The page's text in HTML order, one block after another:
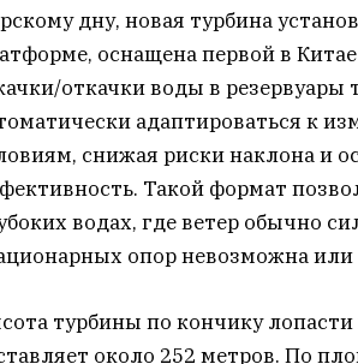
дну, новая турбина
оснащена первой в
откачки воды в
адаптироваться к
снижая риски наклона и
Такой формат
водах, где ветер обычно
опор невозможна
турбины по кончику
около 252 метров. По